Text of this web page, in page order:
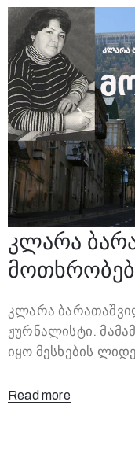
კლარა
კლარა
ჟურნალისტი.
იყო მესხების
Read more